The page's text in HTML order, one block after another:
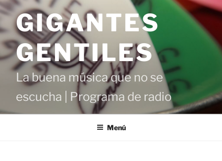
Saltar
contenido
GIGANTES
GENTILES
La buena música que no se
escucha | Programa de radio
Menú